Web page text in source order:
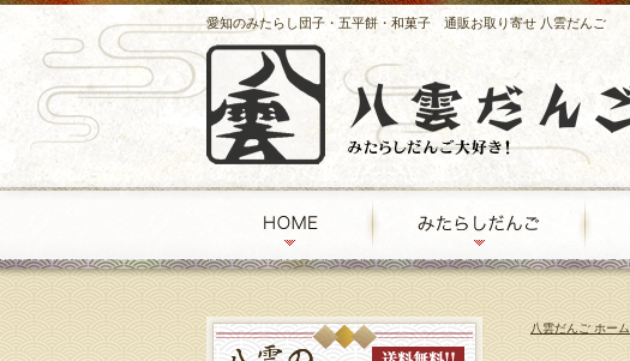
愛知のみたらし団子・五平餅・和菓子 通販お取り寄せ 八雲だんご
八雲だんご ホーム